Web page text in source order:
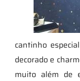
cantinho
decorado e
muito além de